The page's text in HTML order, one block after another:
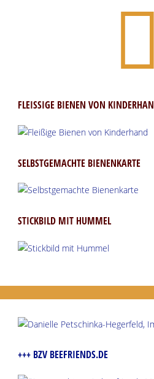
FLEISSIGE BIENEN VON KINDERHAND
SELBSTGEMACHTE BIENENKARTE
STICKBILD MIT HUMMEL
+++ BZV BEEFRIENDS.DE